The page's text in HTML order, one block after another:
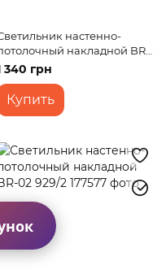
настенно-
накладной BR-
920/2
340 грн
Купить